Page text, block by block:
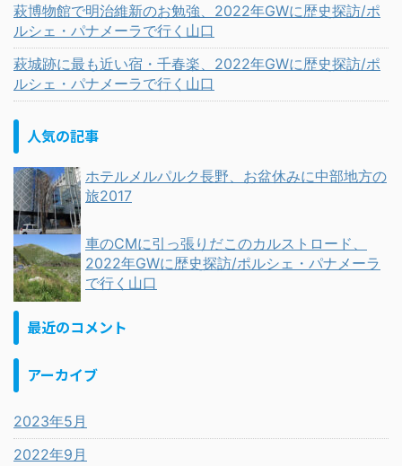
萩博物館で明治維新のお勉強、2022年GWに歴史探訪/ポ
ルシェ・パナメーラで行く山口
萩城跡に最も近い宿・千春楽、2022年GWに歴史探訪/ポ
ルシェ・パナメーラで行く山口
人気の記事
ホテルメルパルク長野、お盆休みに中部地方の
旅2017
車のCMに引っ張りだこのカルストロード、
2022年GWに歴史探訪/ポルシェ・パナメーラ
で行く山口
最近のコメント
アーカイブ
2023年5月
2022年9月